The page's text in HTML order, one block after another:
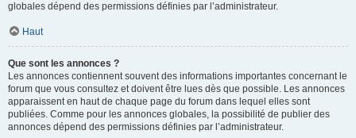
globales dépend des permissions définies par l’administrateur.
Haut
Que sont les annonces ?
Les annonces contiennent souvent des informations importantes concernant le
forum que vous consultez et doivent être lues dès que possible. Les annonces
apparaissent en haut de chaque page du forum dans lequel elles sont
publiées. Comme pour les annonces globales, la possibilité de publier des
annonces dépend des permissions définies par l’administrateur.